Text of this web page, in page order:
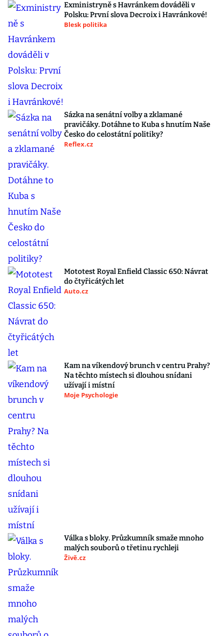
Exministryně s Havránkem dováděli v
Polsku: První slova Decroix i Havránkové!
Blesk politika
Sázka na senátní volby a zklamané
pravičáky. Dotáhne to Kuba s hnutím Naše
Česko do celostátní politiky?
Reflex.cz
Mototest Royal Enfield Classic 650: Návrat
do čtyřicátých let
Auto.cz
Kam na víkendový brunch v centru Prahy?
Na těchto místech si dlouhou snídani
užívají i místní
Moje Psychologie
Válka s bloky. Průzkumník smaže mnoho
malých souborů o třetinu rychleji
Živě.cz